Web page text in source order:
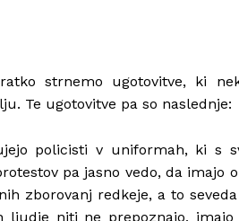
strnemo ugotovitve, ki
Te ugotovitve pa so naslednje:
policisti v uniformah, ki s
pa jasno vedo, da imajo
zborovanj redkeje, a to
ljudje niti ne prepoznajo,